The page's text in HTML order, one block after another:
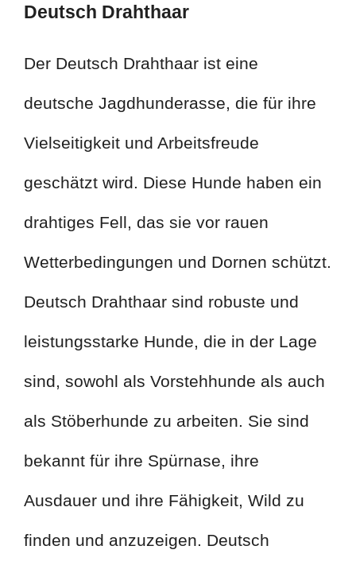
Deutsch Drahthaar
Der Deutsch Drahthaar ist eine
deutsche Jagdhunderasse, die für ihre
Vielseitigkeit und Arbeitsfreude
geschätzt wird. Diese Hunde haben ein
drahtiges Fell, das sie vor rauen
Wetterbedingungen und Dornen schützt.
Deutsch Drahthaar sind robuste und
leistungsstarke Hunde, die in der Lage
sind, sowohl als Vorstehhunde als auch
als Stöberhunde zu arbeiten. Sie sind
bekannt für ihre Spürnase, ihre
Ausdauer und ihre Fähigkeit, Wild zu
finden und anzuzeigen. Deutsch